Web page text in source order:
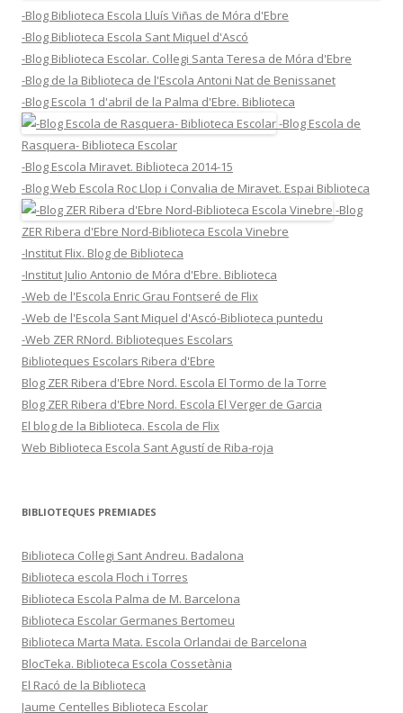
-Blog Biblioteca Escola Lluís Viñas de Móra d'Ebre
-Blog Biblioteca Escola Sant Miquel d'Ascó
-Blog Biblioteca Escolar. Col·legi Santa Teresa de Móra d'Ebre
-Blog de la Biblioteca de l'Escola Antoni Nat de Benissanet
-Blog Escola 1 d'abril de la Palma d'Ebre. Biblioteca
-Blog Escola de
Rasquera- Biblioteca Escolar
-Blog Escola Miravet. Biblioteca 2014-15
-Blog Web Escola Roc Llop i Convalia de Miravet. Espai Biblioteca
-Blog
ZER Ribera d'Ebre Nord-Biblioteca Escola Vinebre
-Institut Flix. Blog de Biblioteca
-Institut Julio Antonio de Móra d'Ebre. Biblioteca
-Web de l'Escola Enric Grau Fontseré de Flix
-Web de l'Escola Sant Miquel d'Ascó-Biblioteca puntedu
-Web ZER RNord. Biblioteques Escolars
Biblioteques Escolars Ribera d'Ebre
Blog ZER Ribera d'Ebre Nord. Escola El Tormo de la Torre
Blog ZER Ribera d'Ebre Nord. Escola El Verger de Garcia
El blog de la Biblioteca. Escola de Flix
Web Biblioteca Escola Sant Agustí de Riba-roja
BIBLIOTEQUES PREMIADES
Biblioteca Col·legi Sant Andreu. Badalona
Biblioteca escola Floch i Torres
Biblioteca Escola Palma de M. Barcelona
Biblioteca Escolar Germanes Bertomeu
Biblioteca Marta Mata. Escola Orlandai de Barcelona
BlocTeka. Biblioteca Escola Cossetània
El Racó de la Biblioteca
Jaume Centelles Biblioteca Escolar